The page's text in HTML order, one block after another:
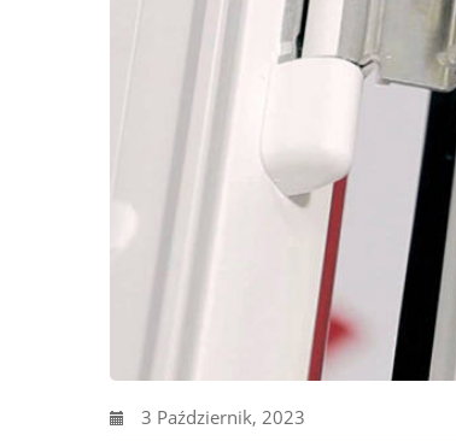
3 Październik, 2023